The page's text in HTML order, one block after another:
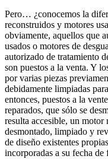
Pero… ¿conocemos la
reconstruidos y motores
obviamente, aquellos que
usados o motores de
autorizado de tratamiento
son puestos a la venta. Y
por varias piezas
debidamente limpiadas
entonces, puestos a la
reparados, que sólo se
resulta accesible, un motor
desmontado, limpiado y
de diseño existentes
incorporadas a su fecha de